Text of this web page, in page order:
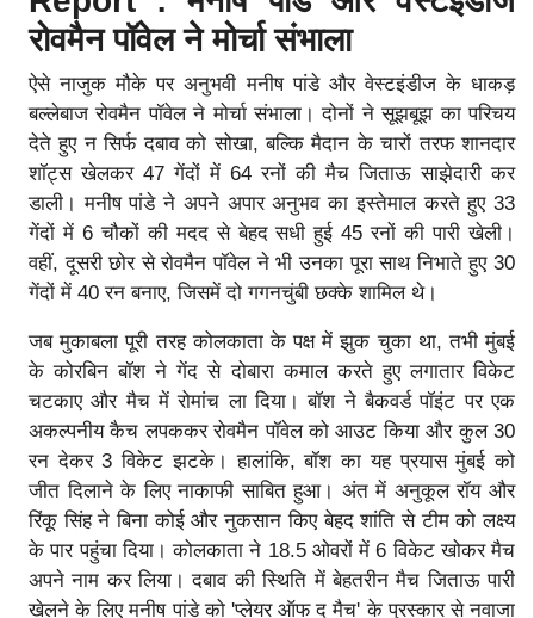
रोवमैन पॉवेल ने मोर्चा संभाला
ऐसे नाजुक मौके पर अनुभवी मनीष पांडे और वेस्टइंडीज के धाकड़
बल्लेबाज रोवमैन पॉवेल ने मोर्चा संभाला। दोनों ने सूझबूझ का परिचय
देते हुए न सिर्फ दबाव को सोखा, बल्कि मैदान के चारों तरफ शानदार
शॉट्स खेलकर 47 गेंदों में 64 रनों की मैच जिताऊ साझेदारी कर
डाली। मनीष पांडे ने अपने अपार अनुभव का इस्तेमाल करते हुए 33
गेंदों में 6 चौकों की मदद से बेहद सधी हुई 45 रनों की पारी खेली।
वहीं, दूसरी छोर से रोवमैन पॉवेल ने भी उनका पूरा साथ निभाते हुए 30
गेंदों में 40 रन बनाए, जिसमें दो गगनचुंबी छक्के शामिल थे।
जब मुकाबला पूरी तरह कोलकाता के पक्ष में झुक चुका था, तभी मुंबई
के कोरबिन बॉश ने गेंद से दोबारा कमाल करते हुए लगातार विकेट
चटकाए और मैच में रोमांच ला दिया। बॉश ने बैकवर्ड पॉइंट पर एक
अकल्पनीय कैच लपककर रोवमैन पॉवेल को आउट किया और कुल 30
रन देकर 3 विकेट झटके। हालांकि, बॉश का यह प्रयास मुंबई को
जीत दिलाने के लिए नाकाफी साबित हुआ। अंत में अनुकूल रॉय और
रिंकू सिंह ने बिना कोई और नुकसान किए बेहद शांति से टीम को लक्ष्य
के पार पहुंचा दिया। कोलकाता ने 18.5 ओवरों में 6 विकेट खोकर मैच
अपने नाम कर लिया। दबाव की स्थिति में बेहतरीन मैच जिताऊ पारी
खेलने के लिए मनीष पांडे को 'प्लेयर ऑफ द मैच' के पुरस्कार से नवाजा